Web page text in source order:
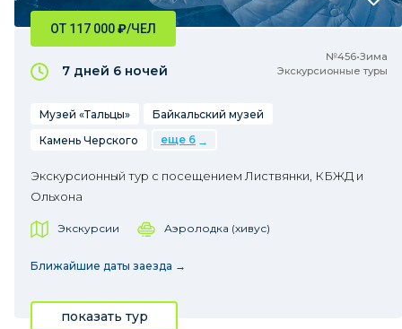
№456•Зима
Экскурсионные туры
ОТ 117 000₽/ЧЕЛ
7 дней 6 ночей
Музей «Тальцы»
Байкальский музей
Камень Черского
еще 6
Экскурсионный тур с посещением Листвянки, КБЖД и
Ольхона
Экскурсии Аэролодка (хивус)
Ближайшие даты заезда →
показать тур